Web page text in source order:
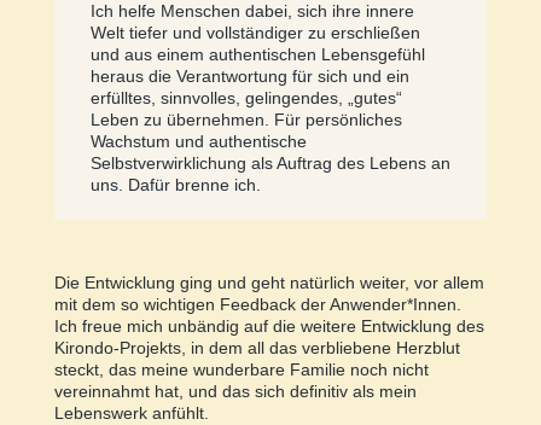
Ich helfe Menschen dabei, sich ihre innere
Welt tiefer und vollständiger zu erschließen
und aus einem authentischen Lebensgefühl
heraus die Verantwortung für sich und ein
erfülltes, sinnvolles, gelingendes, „gutes“
Leben zu übernehmen. Für persönliches
Wachstum und authentische
Selbstverwirklichung als Auftrag des Lebens an
uns. Dafür brenne ich.
Die Entwicklung ging und geht natürlich weiter, vor allem
mit dem so wichtigen Feedback der Anwender*Innen.
Ich freue mich unbändig auf die weitere Entwicklung des
Kirondo-Projekts, in dem all das verbliebene Herzblut
steckt, das meine wunderbare Familie noch nicht
vereinnahmt hat, und das sich definitiv als mein
Lebenswerk anfühlt.